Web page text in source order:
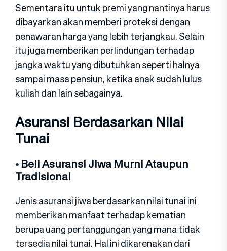
Sementara itu untuk premi yang nantinya harus
dibayarkan akan memberi proteksi dengan
penawaran harga yang lebih terjangkau. Selain
itu juga memberikan perlindungan terhadap
jangka waktu yang dibutuhkan seperti halnya
sampai masa pensiun, ketika anak sudah lulus
kuliah dan lain sebagainya.
Asuransi Berdasarkan Nilai
Tunai
• Beli Asuransi Jiwa Murni Ataupun
Tradisional
Jenis asuransi jiwa berdasarkan nilai tunai ini
memberikan manfaat terhadap kematian
berupa uang pertanggungan yang mana tidak
tersedia nilai tunai. Hal ini dikarenakan dari